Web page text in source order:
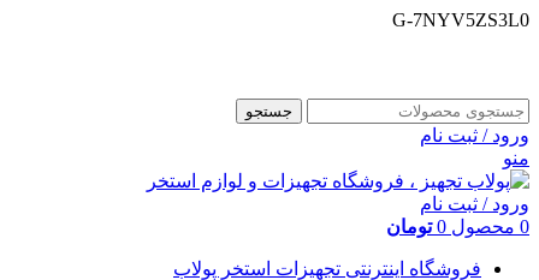
G-7NYV5ZS3L0
جستجو
ورود / ثبت نام
منو
ورود / ثبت نام
0 محصول 0 تومان
فروشگاه اینترنتی تجهیزات استخر پولاب